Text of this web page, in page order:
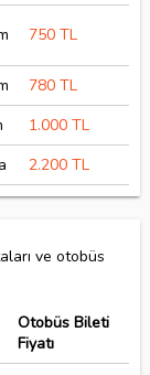
750 TL
780 TL
1.000 TL
2.200 TL
ve otobüs
Otobüs Bileti
Fiyatı